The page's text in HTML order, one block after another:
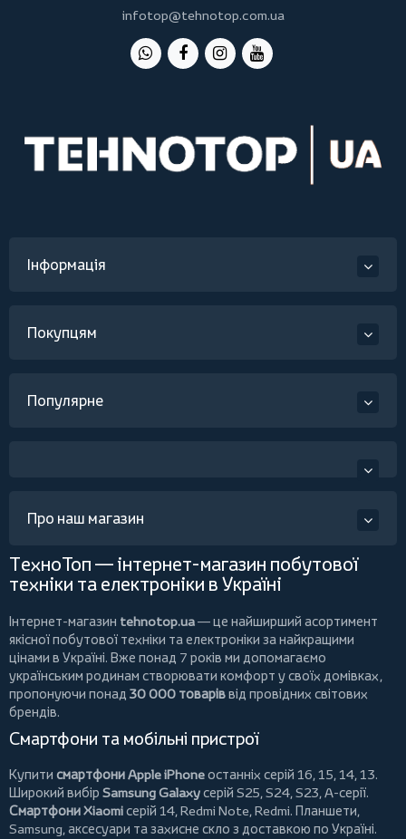
infotop@tehnotop.com.ua
Інформація
Покупцям
Популярне
Про наш магазин
ТехноТоп — інтернет-магазин побутової
техніки та електроніки в Україні
Інтернет-магазин tehnotop.ua— це найширший асортимент
якісної побутової техніки та електроніки за найкращими
цінами в Україні. Вже понад 7 років ми допомагаємо
українським родинам створювати комфорт у своїх домівках,
пропонуючи понад 30 000 товаріввід провідних світових
брендів.
Смартфони та мобільні пристрої
Купити смартфони Apple iPhoneостанніх серій 16, 15, 14, 13.
Широкий вибір Samsung Galaxyсерій S25, S24, S23, A-серії.
Смартфони Xiaomiсерій 14, Redmi Note, Redmi. Планшети,
Samsung, аксесуари тазахисне скло з доставкою по Україні.